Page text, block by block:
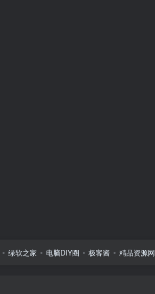
绿软之家 电脑DIY圈 极客酱 精品资源网